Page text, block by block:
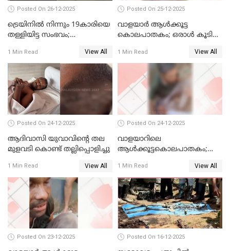
Posted On 26-12-2025
ട്രെയിനില്‍ നിന്നും 19കാരിയെ
തള്ളിയിട്ട സംഭവം;
ആശുപത്രിയിലേക്ക് മാറ്റി
1 Min Read View All
Posted On 25-12-2025
വാളയാര്‍ ആള്‍ക്കൂട്ട
കൊലപാതകം; ഒരാള്‍ കൂടി
1 Min Read View All
Posted On 24-12-2025
ആദിവാസി യുവാവിന്റെ തല
മുളവടി കൊണ്ട് തല്ലിപ്പൊളിച്ചു
1 Min Read View All
Posted On 24-12-2025
വാളയാറിലെ
ആൾക്കൂട്ടകൊലപാതകം;
വാങ്ങും
1 Min Read View All
Posted On 23-12-2025 Posted On 16-12-2025